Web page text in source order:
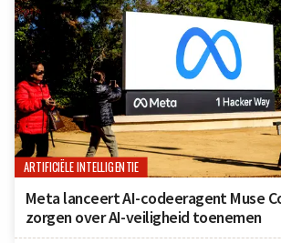
ARTIFICIËLE INTELLIGENTIE
Meta lanceert AI-codeeragent Muse
zorgen over AI-veiligheid toenemen